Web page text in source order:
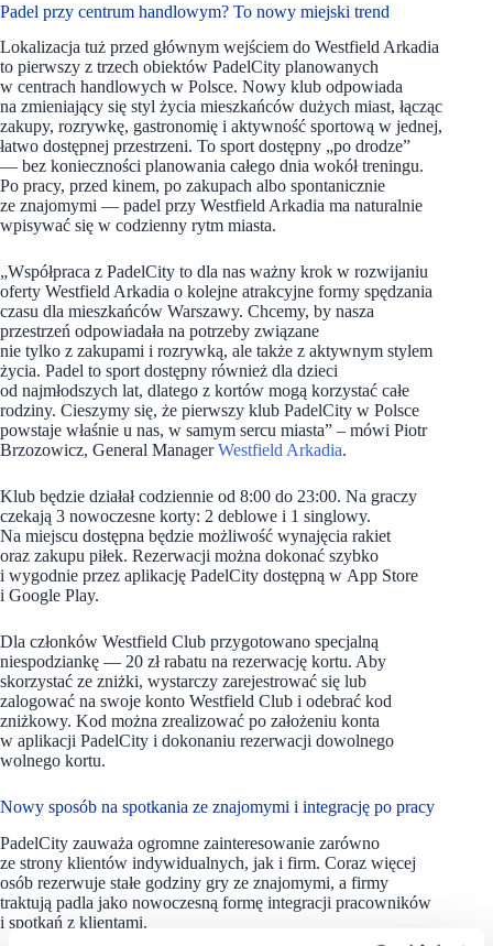
Padel przy centrum handlowym? To nowy miejski trend
Lokalizacja tuż przed głównym wejściem do Westfield Arkadia
to pierwszy z trzech obiektów PadelCity planowanych
w centrach handlowych w Polsce. Nowy klub odpowiada
na zmieniający się styl życia mieszkańców dużych miast, łącząc
zakupy, rozrywkę, gastronomię i aktywność sportową w jednej,
łatwo dostępnej przestrzeni. To sport dostępny „po drodze”
— bez konieczności planowania całego dnia wokół treningu.
Po pracy, przed kinem, po zakupach albo spontanicznie
ze znajomymi — padel przy Westfield Arkadia ma naturalnie
wpisywać się w codzienny rytm miasta.
„Współpraca z PadelCity to dla nas ważny krok w rozwijaniu
oferty Westfield Arkadia o kolejne atrakcyjne formy spędzania
czasu dla mieszkańców Warszawy. Chcemy, by nasza
przestrzeń odpowiadała na potrzeby związane
nie tylko z zakupami i rozrywką, ale także z aktywnym stylem
życia. Padel to sport dostępny również dla dzieci
od najmłodszych lat, dlatego z kortów mogą korzystać całe
rodziny. Cieszymy się, że pierwszy klub PadelCity w Polsce
powstaje właśnie u nas, w samym sercu miasta” – mówi Piotr
Brzozowicz, General ManagerWestfield Arkadia.
Klub będzie działał codziennie od 8:00 do 23:00. Na graczy
czekają 3 nowoczesne korty: 2 deblowe i 1 singlowy.
Na miejscu dostępna będzie możliwość wynajęcia rakiet
oraz zakupu piłek. Rezerwacji można dokonać szybko
i wygodnie przez aplikację PadelCity dostępną w App Store
i Google Play.
Dla członków Westfield Club przygotowano specjalną
niespodziankę — 20 zł rabatu na rezerwację kortu. Aby
skorzystać ze zniżki, wystarczy zarejestrować się lub
zalogować na swoje konto Westfield Club i odebrać kod
zniżkowy. Kod można zrealizować po założeniu konta
w aplikacji PadelCity i dokonaniu rezerwacji dowolnego
wolnego kortu.
Nowy sposób na spotkania ze znajomymi i integrację po pracy
PadelCity zauważa ogromne zainteresowanie zarówno
ze strony klientów indywidualnych, jak i firm. Coraz więcej
osób rezerwuje stałe godziny gry ze znajomymi, a firmy
traktują padla jako nowoczesną formę integracji pracowników
i spotkań z klientami.